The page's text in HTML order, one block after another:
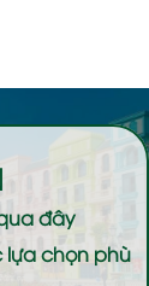
đây
lựa chọn phù